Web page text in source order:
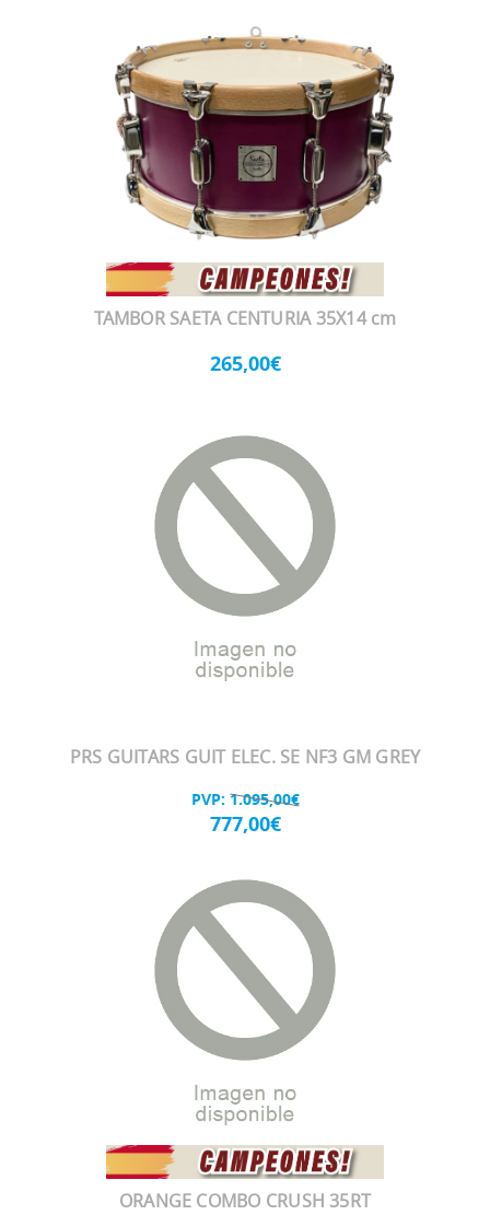
TAMBOR SAETA CENTURIA 35X14 cm
265,00€
PRS GUITARS GUIT ELEC. SE NF3 GM GREY
PVP: 1.095,00€
777,00€
ORANGE COMBO CRUSH 35RT